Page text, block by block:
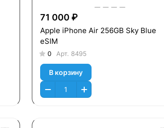
71 000 ₽
Apple iPhone Air 256GB Sky Blue
eSIM
0 Арт. 8495
В корзину